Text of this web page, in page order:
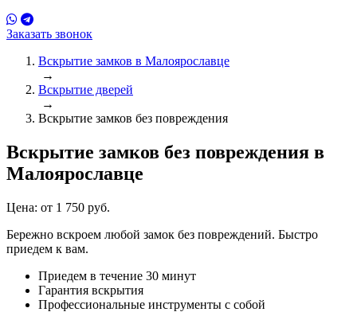
Заказать звонок
Вскрытие замков в Малоярославце
→
Вскрытие дверей
→
Вскрытие замков без повреждения
Вскрытие замков без повреждения в
Малоярославце
Цена: от 1 750 руб.
Бережно вскроем любой замок без повреждений. Быстро
приедем к вам.
Приедем в течение 30 минут
Гарантия вскрытия
Профессиональные инструменты с собой